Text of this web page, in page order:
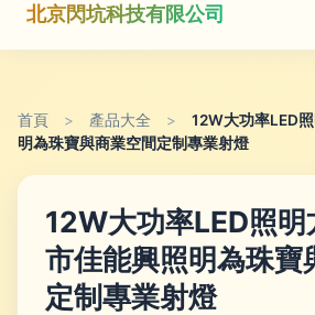
北京閃坑科技有限公司
首頁 > 產品大全 >
12W大功率LED
明為珠寶與商業空間定制專業射燈
12W大功率LED照明
市佳能興照明為珠寶
定制專業射燈